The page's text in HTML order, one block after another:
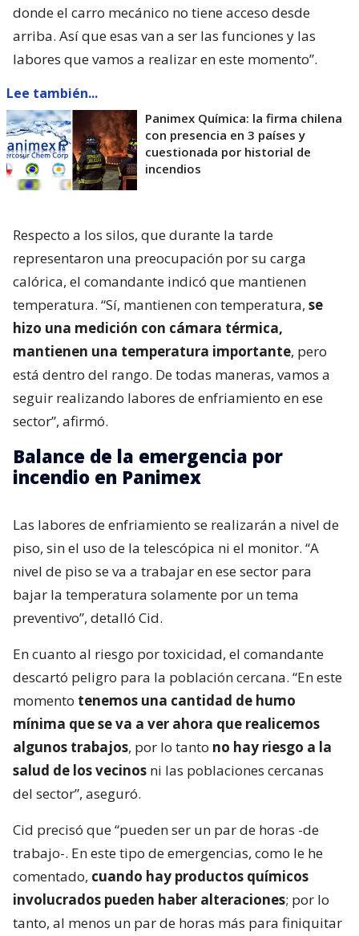
donde el carro mecánico no tiene acceso desde
arriba. Así que esas van a ser las funciones y las
labores que vamos a realizar en este momento”.
Lee también...
Panimex Química: la firma chilena
con presencia en 3 países y
cuestionada por historial de
incendios
Respecto a los silos, que durante la tarde
representaron una preocupación por su carga
calórica, el comandante indicó que mantienen
temperatura. “Sí, mantienen con temperatura, se
hizo una medición con cámara térmica,
mantienen una temperatura importante, pero
está dentro del rango. De todas maneras, vamos a
seguir realizando labores de enfriamiento en ese
sector”, afirmó.
Balance de la emergencia por
incendio en Panimex
Las labores de enfriamiento se realizarán a nivel de
piso, sin el uso de la telescópica ni el monitor. “A
nivel de piso se va a trabajar en ese sector para
bajar la temperatura solamente por un tema
preventivo”, detalló Cid.
En cuanto al riesgo por toxicidad, el comandante
descartó peligro para la población cercana. “En este
momento tenemos una cantidad de humo
mínima que se va a ver ahora que realicemos
algunos trabajos, por lo tanto no hay riesgo a la
salud de los vecinos ni las poblaciones cercanas
del sector”, aseguró.
Cid precisó que “pueden ser un par de horas -de
trabajo-. En este tipo de emergencias, como le he
comentado, cuando hay productos químicos
involucrados pueden haber alteraciones; por lo
tanto, al menos un par de horas más para finiquitar